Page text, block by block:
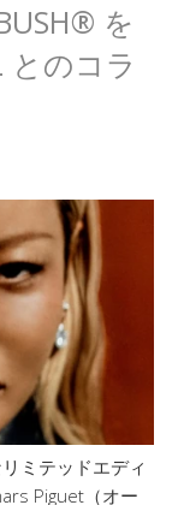
を
とのコラ
ミテッドエディ
Piguet（オー